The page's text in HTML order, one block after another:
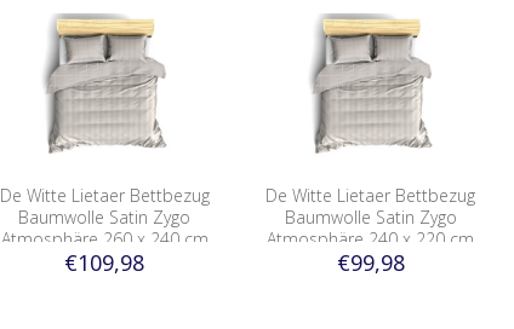
De Witte Lietaer Bettbezug
Baumwolle Satin Zygo
Atmosphäre 260 x 240 cm
€109,98
De Witte Lietaer Bettbezug
Baumwolle Satin Zygo
Atmosphäre 240 x 220 cm
€99,98